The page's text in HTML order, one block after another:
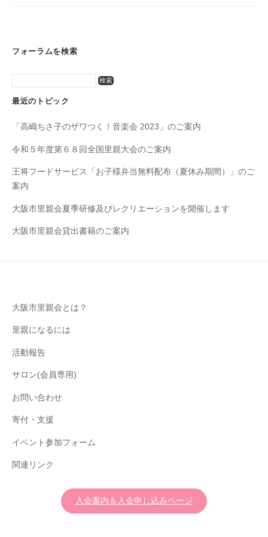
フォーラムを検索
最近のトピック
「高嶋ちさ子のザワつく！音楽会 2023」のご案内
令和５年度第６８回全国里親大会のご案内
王将フードサービス「お子様弁当無料配布（夏休み期間）」のご
案内
大阪市里親会夏季研修及びレクリエーションを開催します
大阪市里親会貸出書籍のご案内
大阪市里親会とは？
里親になるには
活動報告
サロン(会員専用)
お問い合わせ
寄付・支援
イベント参加フォーム
関連リンク
入会案内＆入会申し込みページ